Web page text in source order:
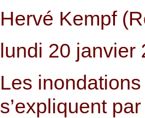
Hervé Kempf
lundi 20 janvier
Les
s’expliquent